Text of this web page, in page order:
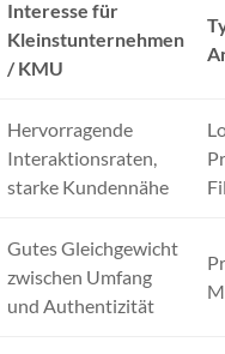
Interesse für
Kleinstunternehmen
/ KMU
Hervorragende
Interaktionsraten,
starke Kundennähe
Gutes Gleichgewicht
zwischen Umfang
und Authentizität